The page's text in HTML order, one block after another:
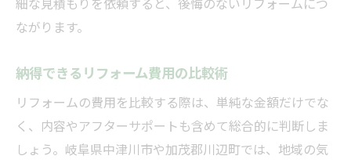
細な見積もりを依頼すると、後悔のないリフォームにつ
ながります。
納得できるリフォーム費用の比較術
リフォームの費用を比較する際は、単純な金額だけでな
く、内容やアフターサポートも含めて総合的に判断しま
しょう。岐阜県中津川市や加茂郡川辺町では、地域の気